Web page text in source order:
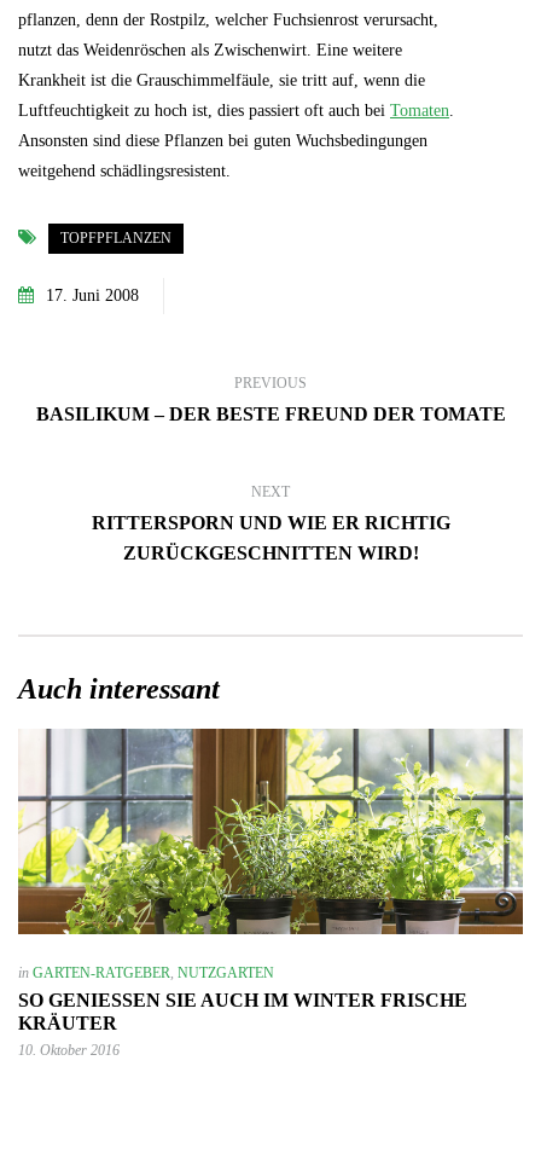
pflanzen, denn der Rostpilz, welcher Fuchsienrost verursacht,
nutzt das Weidenröschen als Zwischenwirt. Eine weitere
Krankheit ist die Grauschimmelfäule, sie tritt auf, wenn die
Luftfeuchtigkeit zu hoch ist, dies passiert oft auch bei Tomaten.
Ansonsten sind diese Pflanzen bei guten Wuchsbedingungen
weitgehend schädlingsresistent.
TOPFPFLANZEN
17. Juni 2008
PREVIOUS
BASILIKUM – DER BESTE FREUND DER TOMATE
NEXT
RITTERSPORN UND WIE ER RICHTIG
ZURÜCKGESCHNITTEN WIRD!
Auch interessant
in GARTEN-RATGEBER, NUTZGARTEN
SO GENIESSEN SIE AUCH IM WINTER FRISCHE K
RÄUTER
10. Oktober 2016